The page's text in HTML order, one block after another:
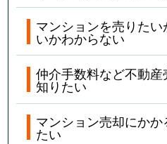
マンションを売りた
いかわからない
仲介手数料など不動
知りたい
マンション売却にか
たい